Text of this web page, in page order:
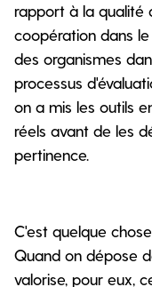
rapport à la qualité
coopération dans
des organismes
processus
on a mis les outils
réels avant de les
pertinence.
C'est quelque
Quand on dépose
valorise, pour eux,